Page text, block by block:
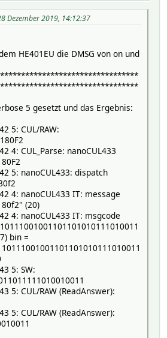
Dezember 2019, 14:12:37
HE401EU die DMSG von on und
5 gesetzt und das Ergebnis:
5: CUL/RAW:
4: CUL_Parse: nanoCUL433
5: nanoCUL433: dispatch
4: nanoCUL433 IT: message
(20)
4: nanoCUL433 IT: msgcode
bin =
5: SW:
5: CUL/RAW (ReadAnswer):
5: CUL/RAW (ReadAnswer):